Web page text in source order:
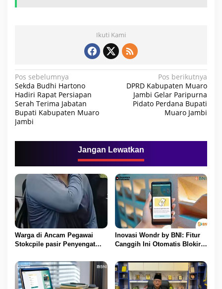
Ikuti Kami
N
a
v
i
s
i
p
o
s
Pos sebelumnya
Sekda Budhi Hartono
Hadiri Rapat Persiapan
Serah Terima Jabatan
Bupati Kabupaten Muaro
Jambi
Pos berikutnya
DPRD Kabupaten Muaro
Jambi Gelar Paripurna
Pidato Perdana Bupati
Muaro Jambi
Jangan Lewatkan
Warga di Ancam Pegawai
Stokcpile pasir Penyengat
Inovasi Wondr by BNI: Fitur
Canggih Ini Otomatis Blokir
Masuk